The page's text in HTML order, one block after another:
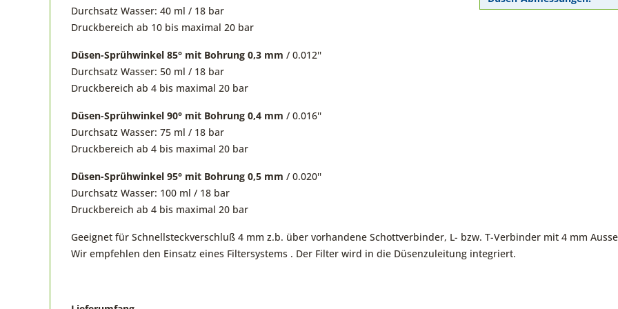
Durchsatz Wasser: 40 ml / 18 bar
Druckbereich ab 10 bis maximal 20 bar
Düsen-Sprühwinkel 85° mit Bohrung 0,3 mm / 0.012''
Durchsatz Wasser: 50 ml / 18 bar
Druckbereich ab 4 bis maximal 20 bar
Düsen-Sprühwinkel 90° mit Bohrung 0,4 mm / 0.016''
Durchsatz Wasser: 75 ml / 18 bar
Druckbereich ab 4 bis maximal 20 bar
Düsen-Sprühwinkel 95° mit Bohrung 0,5 mm / 0.020''
Durchsatz Wasser: 100 ml / 18 bar
Druckbereich ab 4 bis maximal 20 bar
Geeignet für Schnellsteckverschluß 4 mm z.b. über vorhandene Schottverbinder, L- bzw. T-Verbinder mit 4 mm
Wir empfehlen den Einsatz eines Filtersystems . Der Filter wird in die Düsenzuleitung integriert.